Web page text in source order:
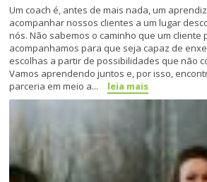
Um coach é, antes de mais nada, um
acompanhar nossos clientes a um lugar
nós. Não sabemos o caminho que um cliente
acompanhamos para que seja capaz de
escolhas a partir de possibilidades que não
Vamos aprendendo juntos e, por isso,
parceria em meio a...
leia mais